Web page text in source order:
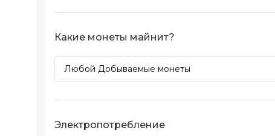
Какие монеты майнит?
Электропотребление